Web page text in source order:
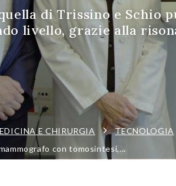
di Trissino e Schio
livello, grazie alla
E CHIRURGIA TECNOLOGIA
con tomosintesi,...